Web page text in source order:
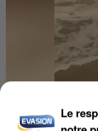
UNE TOURISTE
COULÉE DE
Le